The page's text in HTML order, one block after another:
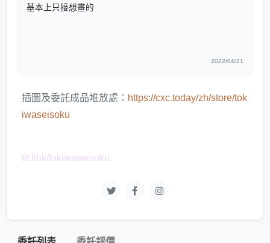
基本上只接想畫的
2022/04/21
插圖及委託成品堆放處： https://cxc.today/zh/store/tok
iwaseisoku
lit.link/tokiwaseisoku